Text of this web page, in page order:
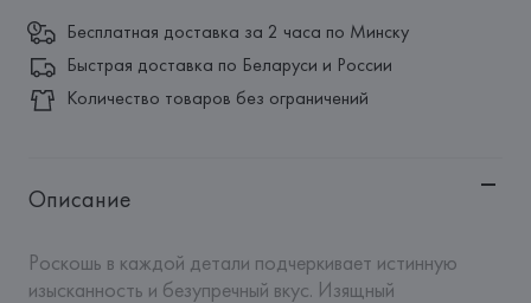
Бесплатная доставка за 2 часа по Минску
Быстрая доставка по Беларуси и России
Количество товаров без ограничений
Описание
Роскошь в каждой детали подчеркивает истинную
изысканность и безупречный вкус. Изящный